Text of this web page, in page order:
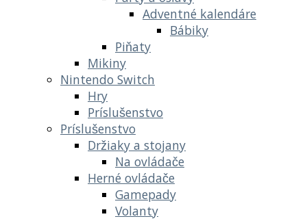
Adventné kalendáre
Bábiky
Piňaty
Mikiny
Nintendo Switch
Hry
Príslušenstvo
Príslušenstvo
Držiaky a stojany
Na ovládače
Herné ovládače
Gamepady
Volanty